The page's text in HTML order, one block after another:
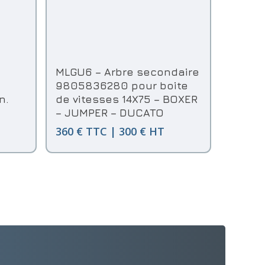
MLGU6 – Arbre secondaire
9805836280 pour boite
de vitesses 14X75 – BOXER
– JUMPER – DUCATO
360 € TTC | 300 € HT